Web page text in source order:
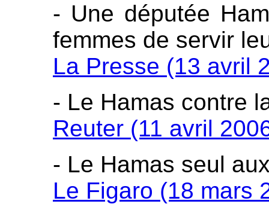
- Une députée
femmes de servir
La Presse (13 avril
- Le Hamas contre
Reuter (11 avril
- Le Hamas seul
Le Figaro (18 mars